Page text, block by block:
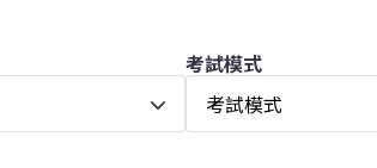
考試模式
考試模式